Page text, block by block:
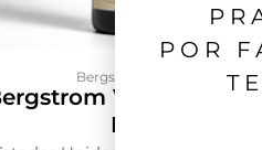
Bergstrom Wines
Vineyard
Noir
POR